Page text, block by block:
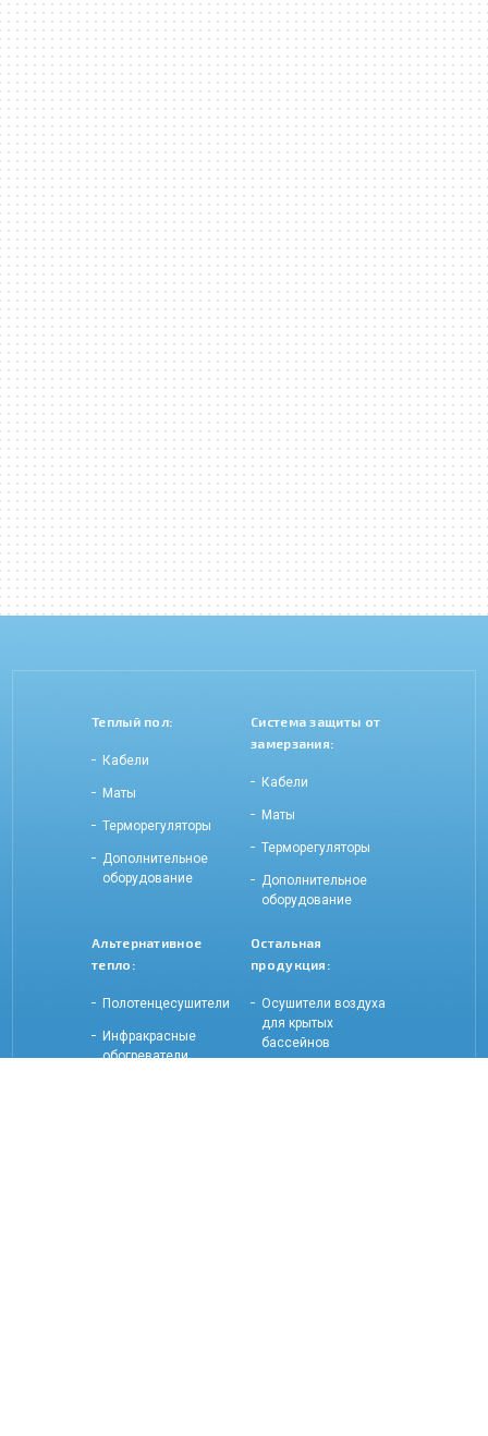
Теплый пол:
Кабели
Маты
Терморегуляторы
Дополнительное
оборудование
Система защиты от
замерзания:
Кабели
Маты
Терморегуляторы
Дополнительное
оборудование
Альтернативное
тепло:
Полотенцесушители
Инфракрасные
обогреватели
Остальная
продукция:
Осушители воздуха
для крытых
бассейнов